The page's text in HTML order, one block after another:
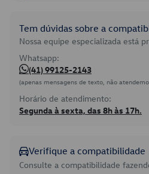
Tem dúvidas sobre a
Nossa equipe especializada está
Whatsapp:
(41) 99125-2143
(apenas mensagens de texto, não
Horário de atendimento:
Segunda à sexta, das 8h às 17h.
Verifique a compatibilidade
Consulte a compatibilidade